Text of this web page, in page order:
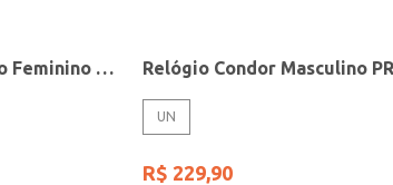
Kit Relógio + Acessório Feminino DOURADO Relógio Condor Masculino
UN
R$ 229,90